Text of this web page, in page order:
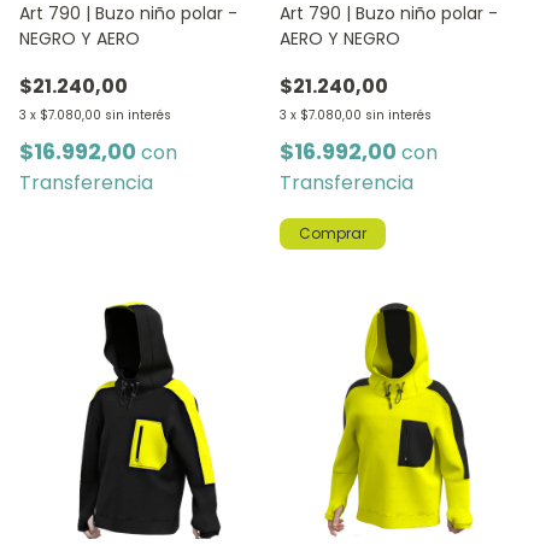
Art 790 | Buzo niño polar -
NEGRO Y AERO
$21.240,00
3 x $7.080,00 sin interés
$16.992,00 con
Transferencia
Art 790 | Buzo niño polar -
AERO Y NEGRO
$21.240,00
3 x $7.080,00 sin interés
$16.992,00 con
Transferencia
Comprar